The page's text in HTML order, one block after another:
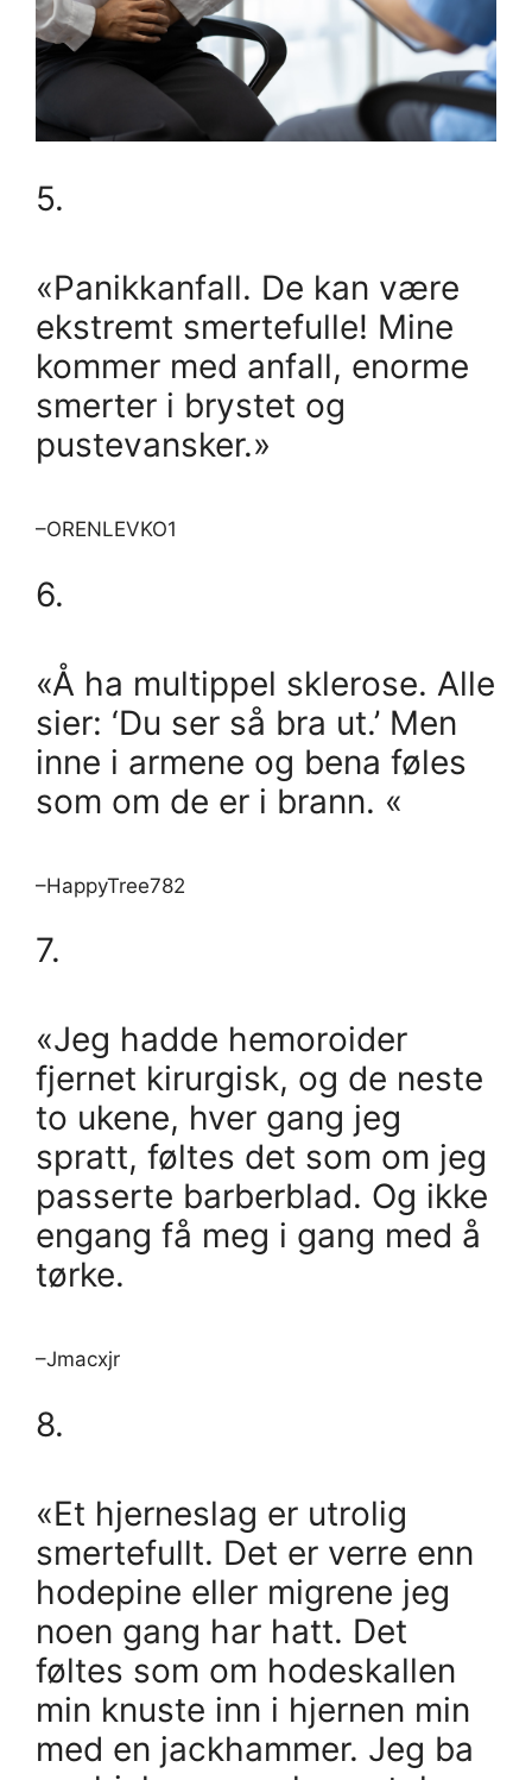
5.
«Panikkanfall. De kan være
ekstremt smertefulle! Mine
kommer med anfall, enorme
smerter i brystet og
pustevansker.»
–ORENLEVKO1
6.
«Å ha multippel sklerose. Alle
sier: ‘Du ser så bra ut.’ Men
inne i armene og bena føles
som om de er i brann. «
–HappyTree782
7.
«Jeg hadde hemoroider
fjernet kirurgisk, og de neste
to ukene, hver gang jeg
spratt, føltes det som om jeg
passerte barberblad. Og ikke
engang få meg i gang med å
tørke.
–Jmacxjr
8.
«Et hjerneslag er utrolig
smertefullt. Det er verre enn
hodepine eller migrene jeg
noen gang har hatt. Det
føltes som om hodeskallen
min knuste inn i hjernen min
med en jackhammer. Jeg ba